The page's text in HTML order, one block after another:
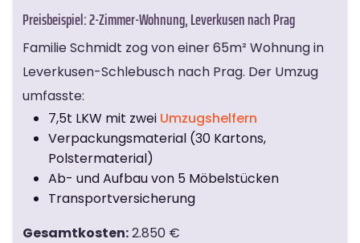
Preisbeispiel: 2-Zimmer-Wohnung, Leverkusen nach Prag
Familie Schmidt zog von einer 65m² Wohnung in
Leverkusen-Schlebusch nach Prag. Der Umzug
umfasste:
7,5t LKW mit zwei Umzugshelfern
Verpackungsmaterial (30 Kartons,
Polstermaterial)
Ab- und Aufbau von 5 Möbelstücken
Transportversicherung
Gesamtkosten:2.850 €